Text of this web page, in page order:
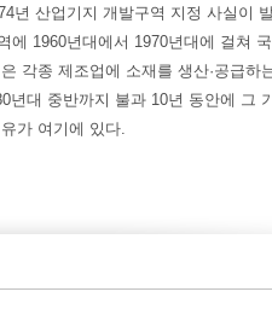
년 산업기지 개발구역 지정 사실이
에 1960년대에서 1970년대에 걸쳐
각종 제조업에 소재를 생산·공급하
년대 중반까지 불과 10년 동안에 그
가 여기에 있다.